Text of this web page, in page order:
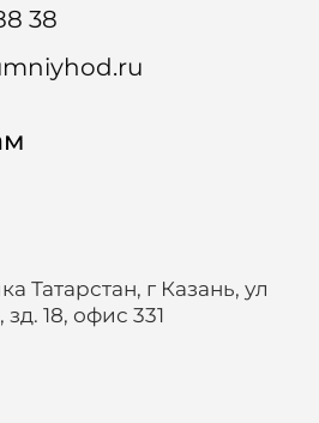
38
Татарстан, г Казань, ул
18, офис 331